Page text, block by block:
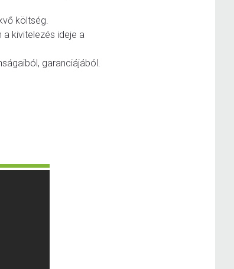
költség.
a kivitelezés ideje a
garanciájából.